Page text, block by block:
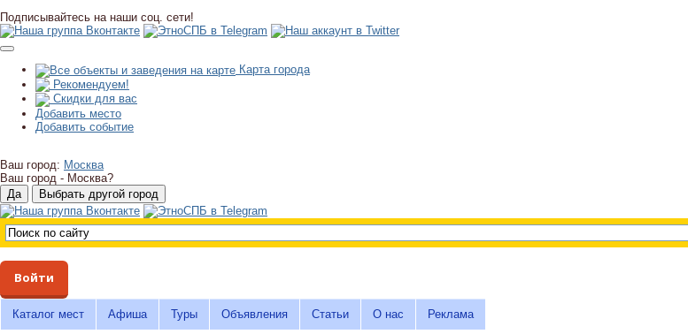
Подписывайтесь на наши соц. сети!
Карта города
Рекомендуем!
Скидки для вас
Добавить место
Добавить событие
Ваш город: Москва
Ваш город - Москва?
Войти
Каталог мест Афиша Туры Объявления Статьи О нас Реклама